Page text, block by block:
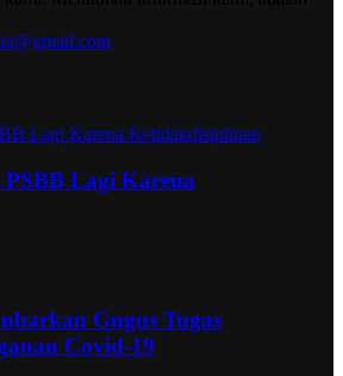
Lagi Karena
Gugus Tugas
Covid-19